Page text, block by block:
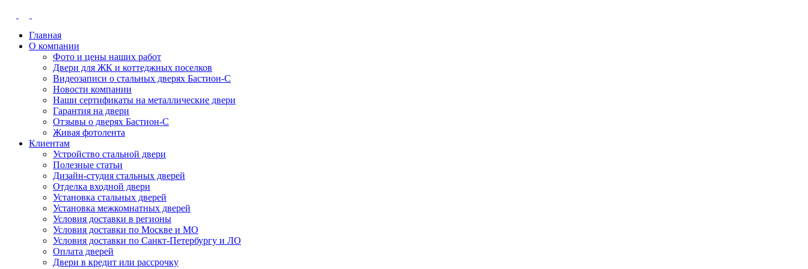
Главная
О компании
Фото и цены наших работ
Двери для ЖК и коттеджных поселков
Видеозаписи о стальных дверях Бастион-С
Новости компании
Наши сертификаты на металлические двери
Гарантия на двери
Отзывы о дверях Бастион-С
Живая фотолента
Клиентам
Устройство стальной двери
Полезные статьи
Дизайн-студия стальных дверей
Отделка входной двери
Установка стальных дверей
Установка межкомнатных дверей
Условия доставки в регионы
Условия доставки по Москве и МО
Условия доставки по Санкт-Петербургу и ЛО
Оплата дверей
Двери в кредит или рассрочку